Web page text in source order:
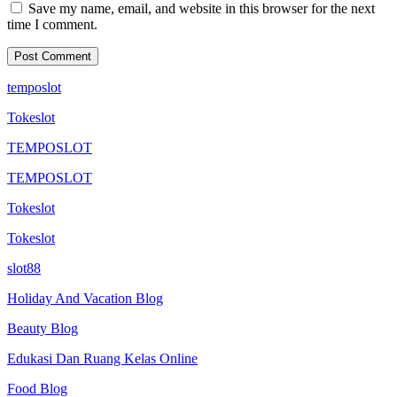
Save my name, email, and website in this browser for the next
time I comment.
temposlot
Tokeslot
TEMPOSLOT
TEMPOSLOT
Tokeslot
Tokeslot
slot88
Holiday And Vacation Blog
Beauty Blog
Edukasi Dan Ruang Kelas Online
Food Blog